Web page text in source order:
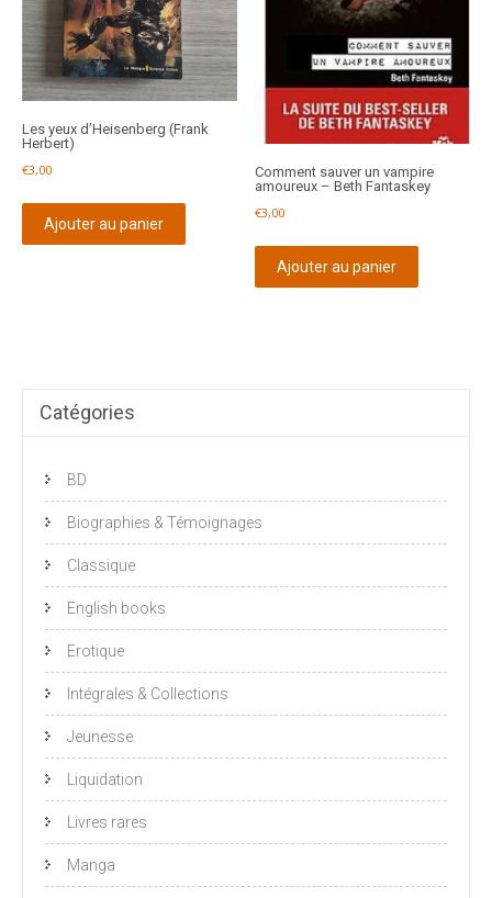
Les yeux d’Heisenberg (Frank
Herbert)
€3,00
Ajouter au panier
Comment sauver un vampire
amoureux – Beth Fantaskey
€3,00
Ajouter au panier
Catégories
BD
Biographies & Témoignages
Classique
English books
Erotique
Intégrales & Collections
Jeunesse
Liquidation
Livres rares
Manga